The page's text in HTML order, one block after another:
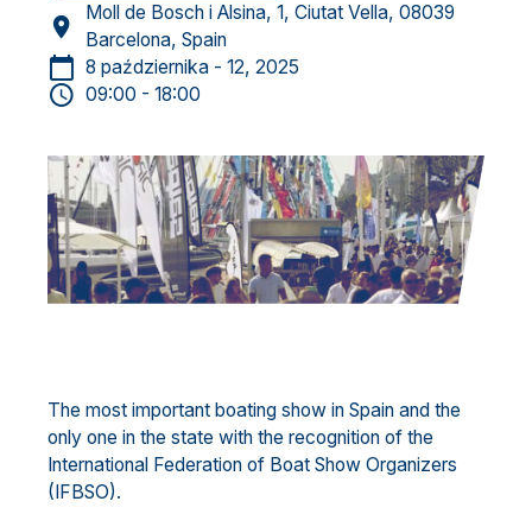
Moll de Bosch i Alsina, 1, Ciutat Vella, 08039
Barcelona, Spain
8 października - 12, 2025
09:00 - 18:00
The most important boating show in Spain and the
only one in the state with the recognition of the
International Federation of Boat Show Organizers
(IFBSO).